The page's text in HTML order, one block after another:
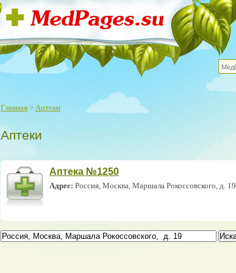
Главная > Аптеки
Аптеки
Аптека №1250
Адрес: Россия, Москва, Маршала Рокоссовского, д. 19